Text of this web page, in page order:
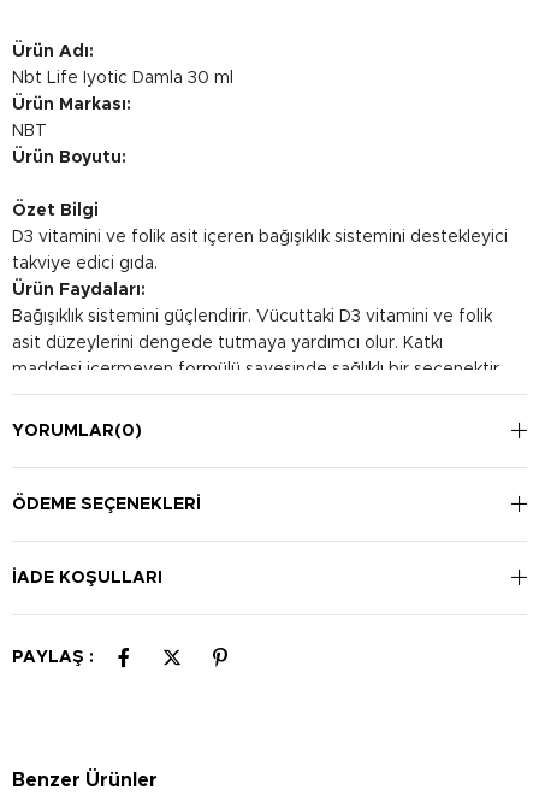
Ürün Adı:
Nbt Life Iyotic Damla 30 ml
Ürün Markası:
NBT
Ürün Boyutu:
Özet Bilgi
D3 vitamini ve folik asit içeren bağışıklık sistemini destekleyici
takviye edici gıda.
Ürün Faydaları:
Bağışıklık sistemini güçlendirir. Vücuttaki D3 vitamini ve folik
asit düzeylerini dengede tutmaya yardımcı olur. Katkı
maddesi içermeyen formülü sayesinde sağlıklı bir seçenektir.
Kullanım Şekli:
Günde 1 ml (8-10 damla) doğrudan ağıza damlatılarak
YORUMLAR(0)
ÖDEME SEÇENEKLERI
İADE KOŞULLARI
PAYLAŞ :
Benzer Ürünler